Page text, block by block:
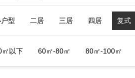
型 二居 三居 四居 复式
㎡以下 60㎡-80㎡ 80㎡-100㎡